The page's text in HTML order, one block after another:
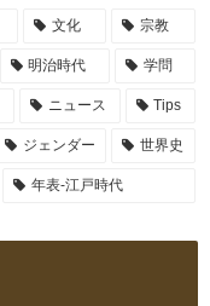
文化 宗教
明治時代 学問
ニュース Tips
ジェンダー 世界史
年表-江戸時代